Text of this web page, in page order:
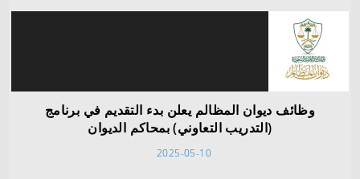
وظائف ديوان المظالم يعلن بدء التقديم في برنامج
(التدريب التعاوني) بمحاكم الديوان
2025-05-10